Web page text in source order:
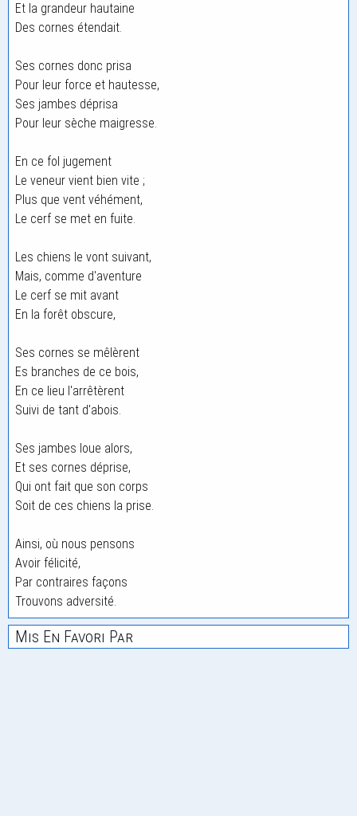
Et la grandeur hautaine
Des cornes étendait.
Ses cornes donc prisa
Pour leur force et hautesse,
Ses jambes déprisa
Pour leur sèche maigresse.
En ce fol jugement
Le veneur vient bien vite ;
Plus que vent véhément,
Le cerf se met en fuite.
Les chiens le vont suivant,
Mais, comme d'aventure
Le cerf se mit avant
En la forêt obscure,
Ses cornes se mêlèrent
Es branches de ce bois,
En ce lieu l'arrêtèrent
Suivi de tant d'abois.
Ses jambes loue alors,
Et ses cornes déprise,
Qui ont fait que son corps
Soit de ces chiens la prise.
Ainsi, où nous pensons
Avoir félicité,
Par contraires façons
Trouvons adversité.
Mis En Favori Par